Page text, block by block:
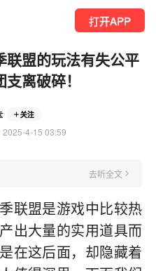
打开APP
联盟的玩法有失公平
离破碎！
关注
  2025-4-15 03:59
去听全文
联盟是游戏中比较热
出大量的实用道具而
在这后面，却隐藏着